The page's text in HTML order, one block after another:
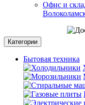
Офис и
Категории
Бытовая техника